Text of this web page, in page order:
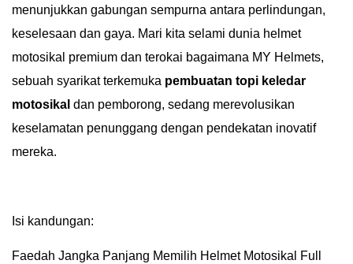
menunjukkan gabungan sempurna antara perlindungan,
keselesaan dan gaya. Mari kita selami dunia helmet
motosikal premium dan terokai bagaimana MY Helmets,
sebuah syarikat terkemuka pembuatan topi keledar
motosikal dan pemborong, sedang merevolusikan
keselamatan penunggang dengan pendekatan inovatif
mereka.
Isi kandungan:
Faedah Jangka Panjang Memilih Helmet Motosikal Full